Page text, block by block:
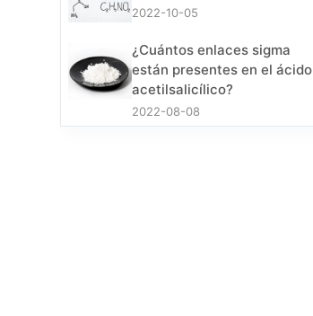
2022-10-05
¿Cuántos enlaces sigma
están presentes en el ácido
acetilsalicílico?
2022-08-08